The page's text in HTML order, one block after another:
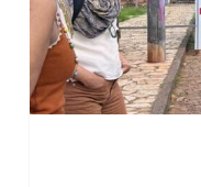
salvaguarda
cultural
em
Minas